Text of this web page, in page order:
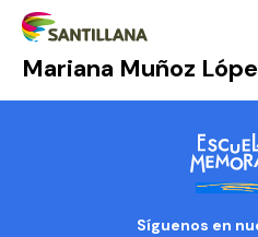
Mariana Muñoz
Síguenos en